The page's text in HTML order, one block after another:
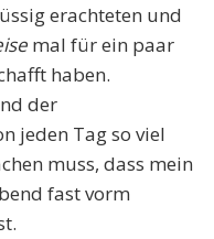
erachteten und
mal für ein paar
haben.
der
jeden Tag so viel
muss, dass mein
fast vorm